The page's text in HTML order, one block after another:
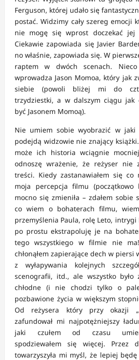
Ferguson, której udało się
postać. Widzimy cały szereg emocji
nie mogę się wprost doczekać
Ciekawie zapowiada się Javier
no właśnie, zapowiada się. W
raptem w dwóch scenach.
wprowadza Jason Momoa, który jak
siebie (powoli bliżej mi do
trzydziestki, a w dalszym ciągu jak
być Jasonem Momoą).
Nie umiem sobie wyobrazić w jaki
podejdą widzowie nie znający
może ich historia wciągnie
odnoszę wrażenie, że reżyser nie
treści. Kiedy zastanawiałem się co
moja percepcja filmu (początkowo
mocno się zmieniła – zdałem sobie
co wiem o bohaterach filmu,
przemyślenia Paula, rolę Leto,
po prostu ekstrapoluję je na
tego wszystkiego w filmie nie
chłonąłem zapierające dech w piersi
z wyłapywania kolejnych
scenografii, itd., ale wszystko było
chłodne (i nie chodzi tylko o
pozbawione życia w większym
Od reżysera który przy okazji
zafundował mi najpotężniejszy
jaki czułem od czasu
spodziewałem się więcej. Przez
towarzyszyła mi myśl, że lepiej